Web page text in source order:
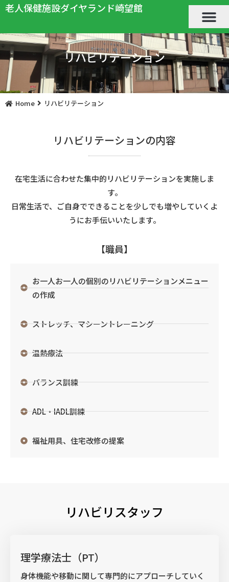
老人保健施設ダイヤランド崎望館
リハビリテーション
Home リハビリテーション
リハビリテーションの内容
在宅生活に合わせた集中的リハビリテーションを実施しま
す。
日常生活で、ご自身でできることを少しでも増やしていくよ
うにお手伝いいたします。
【職員】
お一人お一人の個別のリハビリテーションメニュー
の作成
ストレッチ、マシーントレーニング
温熱療法
バランス訓練
ADL・IADL訓練
福祉用具、住宅改修の提案
リハビリスタッフ
理学療法士（PT）
身体機能や移動に関して専門的にアプローチしていく